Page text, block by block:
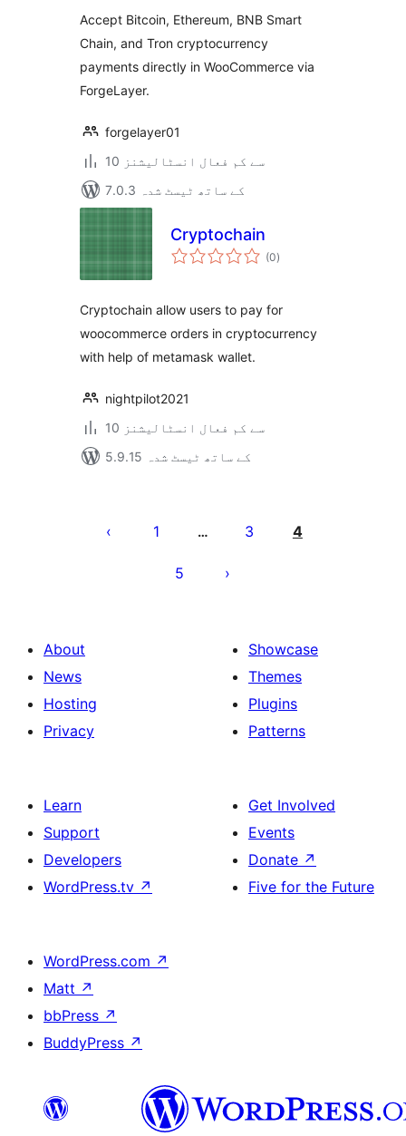
Accept Bitcoin, Ethereum, BNB Smart
Chain, and Tron cryptocurrency
payments directly in WooCommerce via
ForgeLayer.
forgelayer01
10 سے کم فعال انسٹالیشنز
7.0.3 کے ساتھ ٹیسٹ شدہ
Cryptochain
(0مجموعی
درجہ
)
Cryptochain allow users to pay for
woocommerce orders in cryptocurrency
with help of metamask wallet.
nightpilot2021
10 سے کم فعال انسٹالیشنز
5.9.15 کے ساتھ ٹیسٹ شدہ
pagination
1 … 3 4
5
About
News
Hosting
Privacy
Showcase
Themes
Plugins
Patterns
Learn
Support
Developers
WordPress.tv ↗
Get Involved
Events
Donate ↗
Five for the Future
WordPress.com ↗
Matt ↗
bbPress ↗
BuddyPress ↗